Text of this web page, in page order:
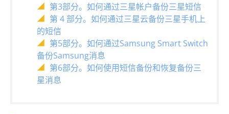
第3部分。如何通过三星帐户备份三星短信
第 4 部分。如何通过三星云备份三星手机上
的短信
第5部分。如何通过Samsung Smart Switch
备份Samsung消息
第6部分。如何使用短信备份和恢复备份三
星消息